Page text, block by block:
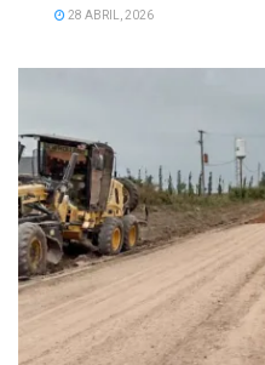
28 ABRIL, 2026